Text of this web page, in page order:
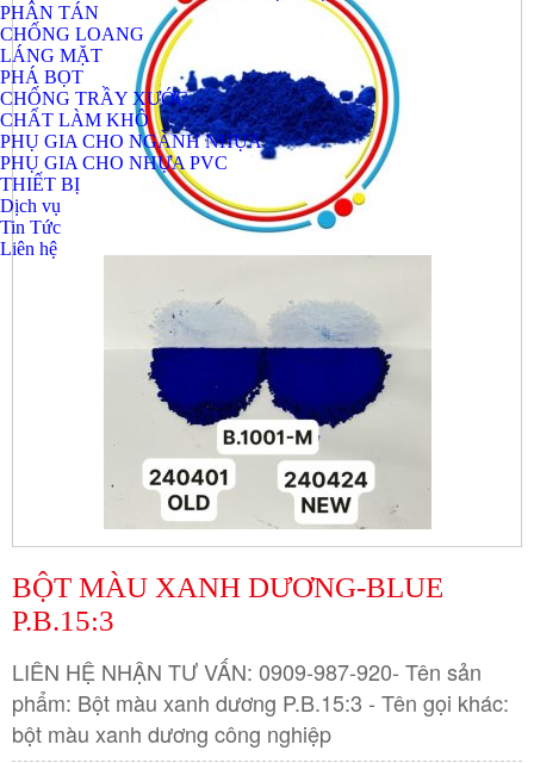
PHÂN TÁN
CHỐNG LOANG
LÁNG MẶT
PHÁ BỌT
CHỐNG TRẦY XƯỚC
CHẤT LÀM KHÔ
PHỤ GIA CHO NGÀNH NHỰA
PHỤ GIA CHO NHỰA PVC
THIẾT BỊ
Dịch vụ
Tin Tức
Liên hệ
BỘT MÀU XANH DƯƠNG-BLUE
P.B.15:3
LIÊN HỆ NHẬN TƯ VẤN: 0909-987-920- Tên sản
phẩm: Bột màu xanh dương P.B.15:3 - Tên gọi khác:
bột màu xanh dương công nghiệp